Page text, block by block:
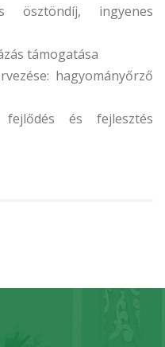
ösztöndíj, ingyenes
támogatása
hagyományőrző
és fejlesztés